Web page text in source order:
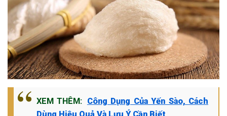
XEM THÊM: Công Dụng Của Yến Sào, Cách
Dùng Hiệu Quả Và Lưu Ý Cần Biết